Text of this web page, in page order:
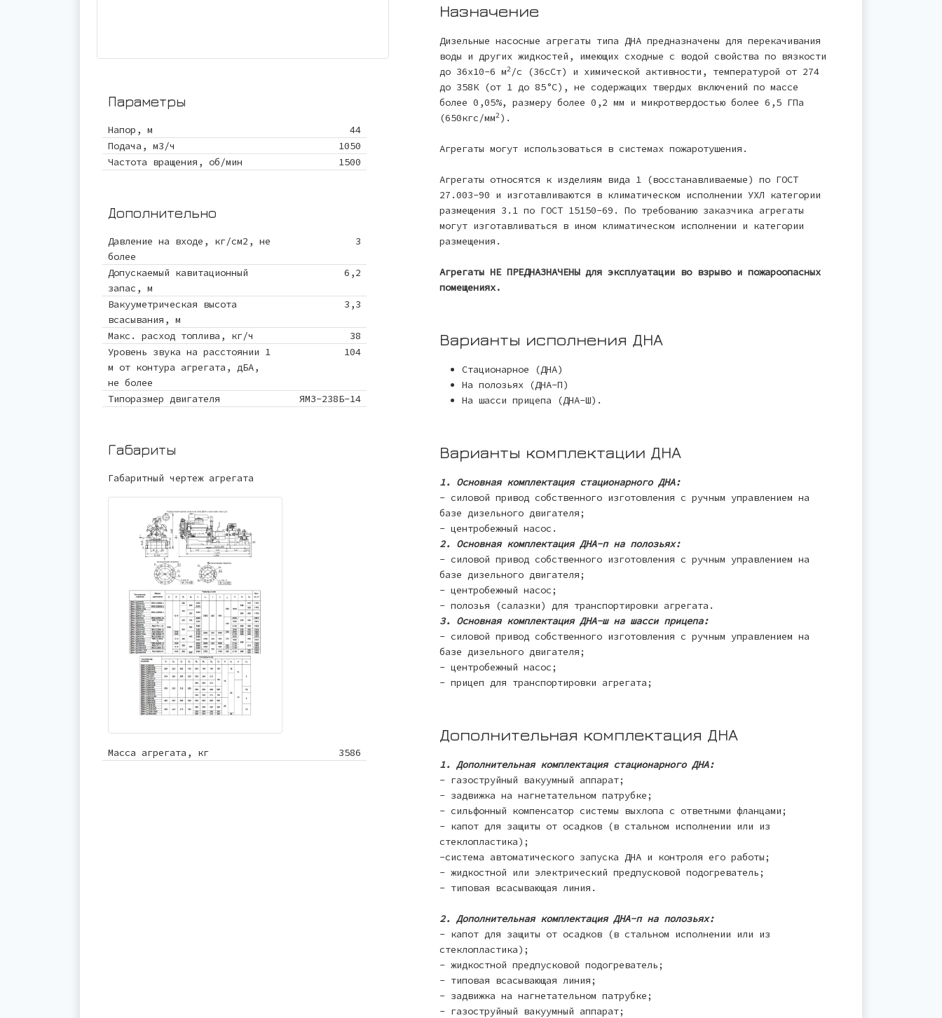
Параметры
Напор, м
44
Подача, м3/ч
1050
Частота вращения, об/мин
1500
Дополнительно
Давление на входе, кг/см2, не
более
3
Допускаемый кавитационный
запас, м
6,2
Вакууметрическая высота
всасывания, м
3,3
Макс. расход топлива, кг/ч
38
Уровень звука на расстоянии 1
м от контура агрегата, дБА,
не более
104
Типоразмер двигателя ЯМЗ-238Б-14
Габариты
Габаритный чертеж агрегата
Масса агрегата, кг 3586
Назначение
Дизельные насосные агрегаты типа ДНА предназначены для перекачивания
воды и других жидкостей, имеющих сходные с водой свойства по вязкости
до 36x10-6 м2/с (36сСт) и химической активности, температурой от 274
до 358К (от 1 до 85°С), не содержащих твердых включений по массе
более 0,05%, размеру более 0,2 мм и микротвердостью более 6,5 ГПа
(650кгс/мм2).
Агрегаты могут использоваться в системах пожаротушения.
Агрегаты относятся к изделиям вида 1 (восстанавливаемые) по ГОСТ
27.003-90 и изготавливаются в климатическом исполнении УХЛ категории
размещения 3.1 по ГОСТ 15150-69. По требованию заказчика агрегаты
могут изготавливаться в ином климатическом исполнении и категории
размещения.
Агрегаты НЕ ПРЕДНАЗНАЧЕНЫ для эксплуатации во взрыво и пожароопасных
помещениях.
Варианты исполнения ДНА
Стационарное (ДНА)
На полозьях (ДНА-П)
На шасси прицепа (ДНА-Ш).
Варианты комплектации ДНА
1. Основная комплектация стационарного ДНА:
- силовой привод собственного изготовления с ручным управлением на
базе дизельного двигателя;
- центробежный насос.
2. Основная комплектация ДНА-п на полозьях:
- силовой привод собственного изготовления с ручным управлением на
базе дизельного двигателя;
- центробежный насос;
- полозья (салазки) для транспортировки агрегата.
3. Основная комплектация ДНА-ш на шасси прицепа:
- силовой привод собственного изготовления с ручным управлением на
базе дизельного двигателя;
- центробежный насос;
- прицеп для транспортировки агрегата;
Дополнительная комплектация ДНА
1. Дополнительная комплектация стационарного ДНА:
- газоструйный вакуумный аппарат;
- задвижка на нагнетательном патрубке;
- сильфонный компенсатор системы выхлопа с ответными фланцами;
- капот для защиты от осадков (в стальном исполнении или из
стеклопластика);
-система автоматического запуска ДНА и контроля его работы;
- жидкостной или электрический предпусковой подогреватель;
- типовая всасывающая линия.
2. Дополнительная комплектация ДНА-п на полозьях:
- капот для защиты от осадков (в стальном исполнении или из
стеклопластика);
- жидкостной предпусковой подогреватель;
- типовая всасывающая линия;
- задвижка на нагнетательном патрубке;
- газоструйный вакуумный аппарат;